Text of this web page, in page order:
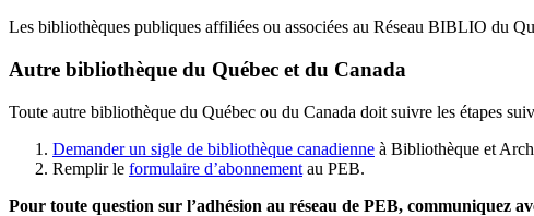
Les bibliothèques publiques affiliées ou associées au Réseau BIBLIO du
Autre bibliothèque du Québec et du Canada
Toute autre bibliothèque du Québec ou du Canada doit suivre les étapes
Demander un sigle de bibliothèque canadienne à Bibliothèque et
Remplir le formulaire d’abonnement au PEB.
Pour toute question sur l’adhésion au réseau de PEB, communiquez